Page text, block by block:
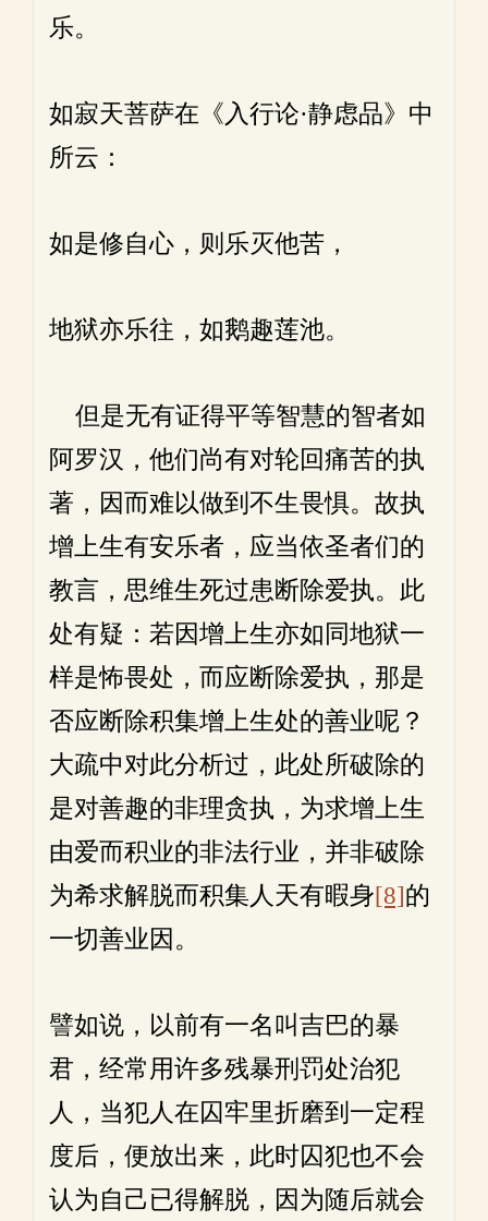
乐。
如寂天菩萨在《入行论·静虑品》中
所云：
如是修自心，则乐灭他苦，
地狱亦乐往，如鹅趣莲池。
但是无有证得平等智慧的智者如
阿罗汉，他们尚有对轮回痛苦的执
著，因而难以做到不生畏惧。故执
增上生有安乐者，应当依圣者们的
教言，思维生死过患断除爱执。此
处有疑：若因增上生亦如同地狱一
样是怖畏处，而应断除爱执，那是
否应断除积集增上生处的善业呢？
大疏中对此分析过，此处所破除的
是对善趣的非理贪执，为求增上生
由爱而积业的非法行业，并非破除
为希求解脱而积集人天有暇身[8]的
一切善业因。
譬如说，以前有一名叫吉巴的暴
君，经常用许多残暴刑罚处治犯
人，当犯人在囚牢里折磨到一定程
度后，便放出来，此时囚犯也不会
认为自己已得解脱，因为随后就会